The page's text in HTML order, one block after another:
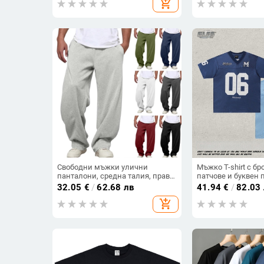
тениски с половин ръкав и къс
add_shopping_cart
възрасти
Свободни мъжки улични
панталони, средна талия, права
кройка, джобове, полиестерна
тъкан с микроеластичност
32.05 € /62.68 лв
add_shopping_cart
Мъжко T-shirt с
патчове и буквен
деколте, къс
синтетична смес,
стил
41.94 € /82.03